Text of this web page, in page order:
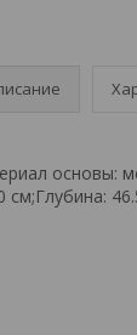
основы:
см;Глубина: